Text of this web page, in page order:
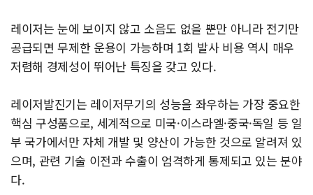
레이저는 눈에 보이지 않고 소음도 없을 뿐만 아니라 전기만
공급되면 무제한 운용이 가능하며 1회 발사 비용 역시 매우
저렴해 경제성이 뛰어난 특징을 갖고 있다.
레이저발진기는 레이저무기의 성능을 좌우하는 가장 중요한
핵심 구성품으로, 세계적으로 미국·이스라엘·중국·독일 등 일
부 국가에서만 자체 개발 및 양산이 가능한 것으로 알려져 있
으며, 관련 기술 이전과 수출이 엄격하게 통제되고 있는 분야
다.